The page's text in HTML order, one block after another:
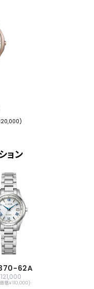
信
機能
カレンダー
ト
種耐磁、衝撃検知機
(購入後1年以内にMY
で国内保証5年間)
ョン
62A
121,000
格￥110,000)